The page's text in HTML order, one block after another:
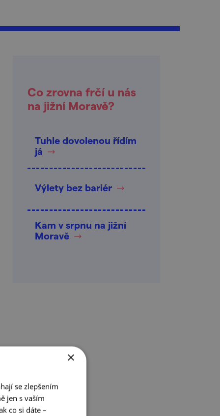
Co zrovna frčí u nás
na jižní Moravě?
Tuhle dovolenou řídím
já
Výlety bez bariér
Kam v srpnu na jižní
Moravě
×
se zlepšením
jen s vaším
co si dáte –